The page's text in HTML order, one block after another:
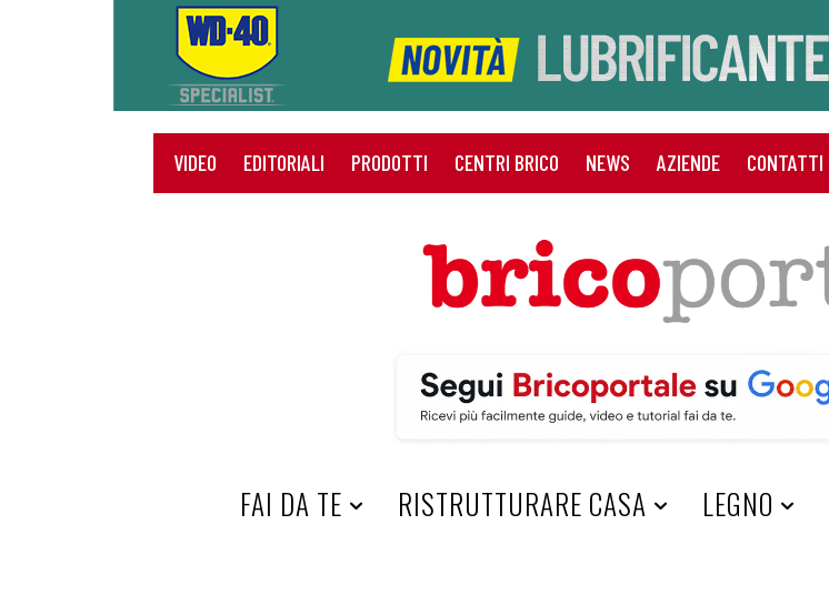
VIDEO EDITORIALI PRODOTTI CENTRI BRICO NEWS AZIENDE CONTATTI
HOME
FAI DA TE RISTRUTTURARE CASA LEGNO